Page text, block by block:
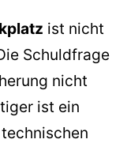
ist nicht
Schuldfrage
nicht
ist ein